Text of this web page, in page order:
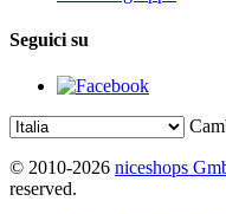
Seguici su
© 2010-2026 niceshops
reserved.